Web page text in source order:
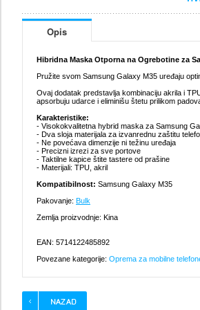
Opis
Hibridna Maska Otporna na Ogrebotine za
Pružite svom Samsung Galaxy M35 uređaju
Ovaj dodatak predstavlja kombinaciju akrila i
apsorbuju udarce i eliminišu štetu prilikom
Karakteristike:
- Visokokvalitetna hybrid maska za Samsung
- Dva sloja materijala za izvanrednu zaštitu
- Ne povećava dimenzije ni težinu uređaja
- Precizni izrezi za sve portove
- Taktilne kapice štite tastere od prašine
- Materijali: TPU, akril
Kompatibilnost: Samsung Galaxy M35
Pakovanje: Bulk
Zemlja proizvodnje: Kina
EAN: 5714122485892
Povezane kategorije: Oprema za mobilne